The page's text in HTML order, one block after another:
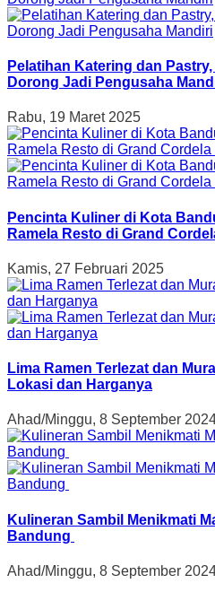
Pelatihan Katering dan
Dorong Jadi Pengusaha
Rabu, 19 Maret 2025
Pencinta Kuliner di Kota
Ramela Resto di Grand
Kamis, 27 Februari 2025
Lima Ramen Terlezat dan
Lokasi dan Harganya
Ahad/Minggu, 8 September
Kulineran Sambil Menikmati
Bandung
Ahad/Minggu, 8 September